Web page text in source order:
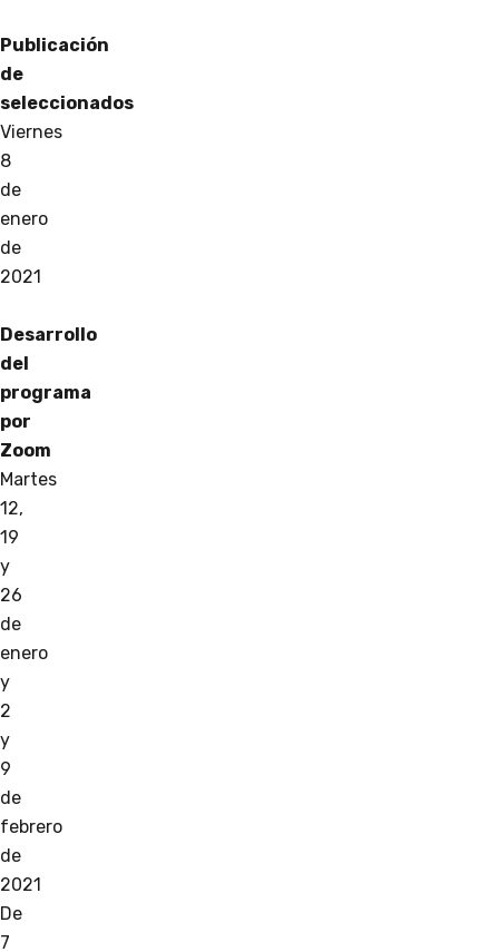
Publicación
de
seleccionados
Viernes
8
de
enero
de
2021
Desarrollo
del
programa
por
Zoom
Martes
12,
19
y
26
de
enero
y
2
y
9
de
febrero
de
2021
De
7